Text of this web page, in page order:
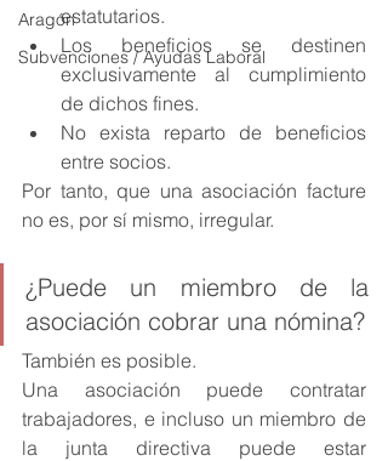
Aragón
Subvenciones / Ayudas Laboral
estatutarios.
Los beneficios se destinen
exclusivamente al cumplimiento
de dichos fines.
No exista reparto de beneficios
entre socios.
Por tanto, que una asociación facture
no es, por sí mismo, irregular.
¿Puede un miembro de la
asociación cobrar una nómina?
También es posible.
Una asociación puede contratar
trabajadores, e incluso un miembro de
la junta directiva puede estar